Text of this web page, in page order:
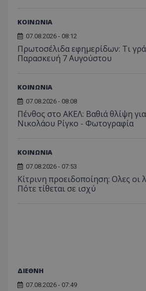
ΚΟΙΝΩΝΙΑ
07.08.2026 - 08:12
Πρωτοσέλιδα εφημερίδων: Τι
Παρασκευή 7 Αυγούστου
ΚΟΙΝΩΝΙΑ
07.08.2026 - 08:08
Πένθος στο ΑΚΕΛ: Βαθιά θλίψη
Νικολάου Ρίγκο - Φωτογραφία
ΚΟΙΝΩΝΙΑ
07.08.2026 - 07:53
Κίτρινη προειδοποίηση: Ολες οι
Πότε τίθεται σε ισχύ
ΔΙΕΘΝΗ
07.08.2026 - 07:49